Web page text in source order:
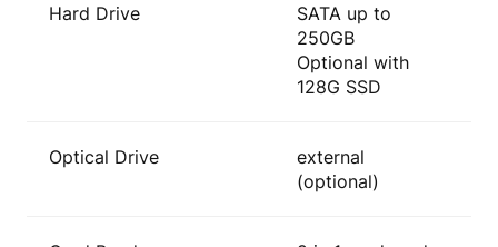
Hard Drive
SATA up to
250GB
Optional with
128G SSD
Optical Drive
external
(optional)